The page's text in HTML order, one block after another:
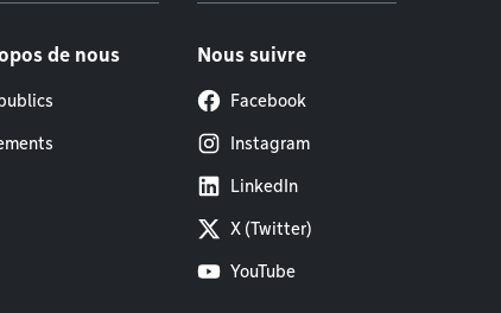
de nous Nous suivre
Facebook
Instagram
LinkedIn
X (Twitter)
YouTube